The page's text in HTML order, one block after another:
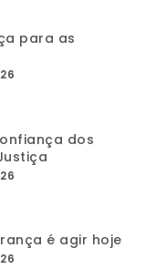
para as
dos
é agir hoje